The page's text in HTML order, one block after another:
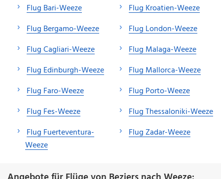
Flug Bari-Weeze
Flug Bergamo-Weeze
Flug Cagliari-Weeze
Flug Edinburgh-Weeze
Flug Faro-Weeze
Flug Fes-Weeze
Flug Fuerteventura-
Weeze
Flug Kroatien-Weeze
Flug London-Weeze
Flug Malaga-Weeze
Flug Mallorca-Weeze
Flug Porto-Weeze
Flug Thessaloniki-Weeze
Flug Zadar-Weeze